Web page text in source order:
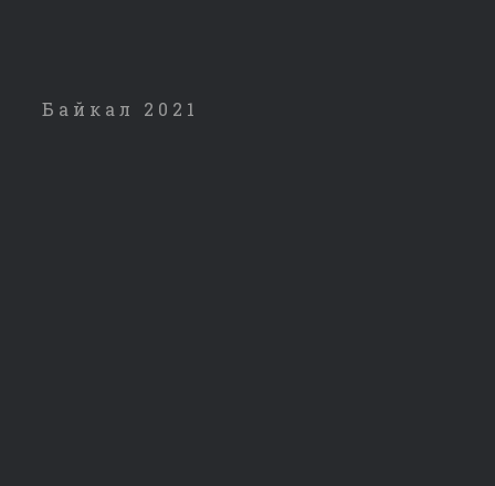
Байкал 2021